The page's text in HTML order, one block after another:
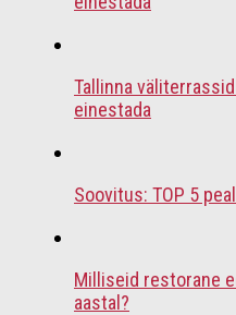
Tallinna
einestada
Soovitus: TOP 5
Milliseid restorane
aastal?